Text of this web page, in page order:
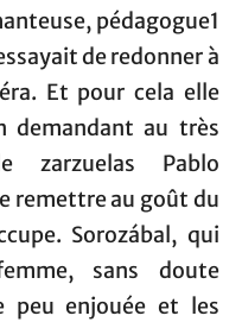
pédagogue1
de redonner à
Et pour cela elle
demandant au très
zarzuelas Pablo
remettre au goût du
Sorozábal, qui
sans doute
peu enjouée et les